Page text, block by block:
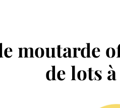
moutarde
de lots